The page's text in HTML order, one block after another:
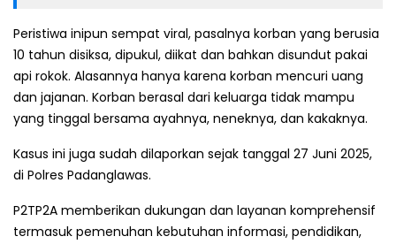
Peristiwa inipun sempat viral, pasalnya korban yang berusia
10 tahun disiksa, dipukul, diikat dan bahkan disundut pakai
api rokok. Alasannya hanya karena korban mencuri uang
dan jajanan. Korban berasal dari keluarga tidak mampu
yang tinggal bersama ayahnya, neneknya, dan kakaknya.
Kasus ini juga sudah dilaporkan sejak tanggal 27 Juni 2025,
di Polres Padanglawas.
P2TP2A memberikan dukungan dan layanan komprehensif
termasuk pemenuhan kebutuhan informasi, pendidikan,